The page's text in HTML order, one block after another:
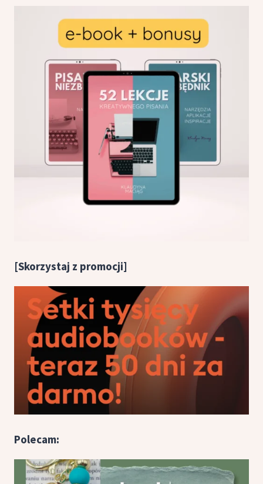
[Skorzystaj z promocji]
Polecam: